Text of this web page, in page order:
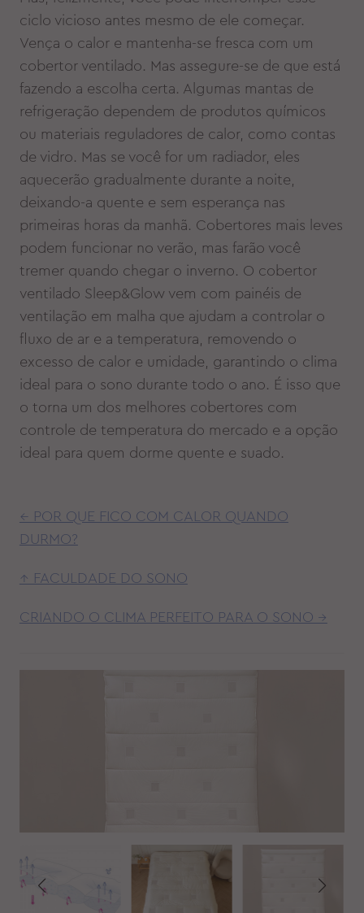
ciclo vicioso antes mesmo de ele começar.
Vença o calor e mantenha-se fresca com um
cobertor ventilado. Mas assegure-se de que está
fazendo a escolha certa. Algumas mantas de
refrigeração dependem de produtos químicos
ou materiais reguladores de calor, como contas
de vidro. Mas se você for um radiador, eles
aquecerão gradualmente durante a noite,
deixando-a quente e sem esperança nas
primeiras horas da manhã. Cobertores mais leves
podem funcionar no verão, mas farão você
tremer quando chegar o inverno. O cobertor
ventilado Sleep&Glow vem com painéis de
ventilação em malha que ajudam a controlar o
fluxo de ar e a temperatura, removendo o
excesso de calor e umidade, garantindo o clima
ideal para o sono durante todo o ano. É isso que
o torna um dos melhores cobertores com
controle de temperatura do mercado e a opção
ideal para quem dorme quente e suado.
← POR QUE FICO COM CALOR QUANDO
DURMO?
↑ FACULDADE DO SONO
CRIANDO O CLIMA PERFEITO PARA O SONO →